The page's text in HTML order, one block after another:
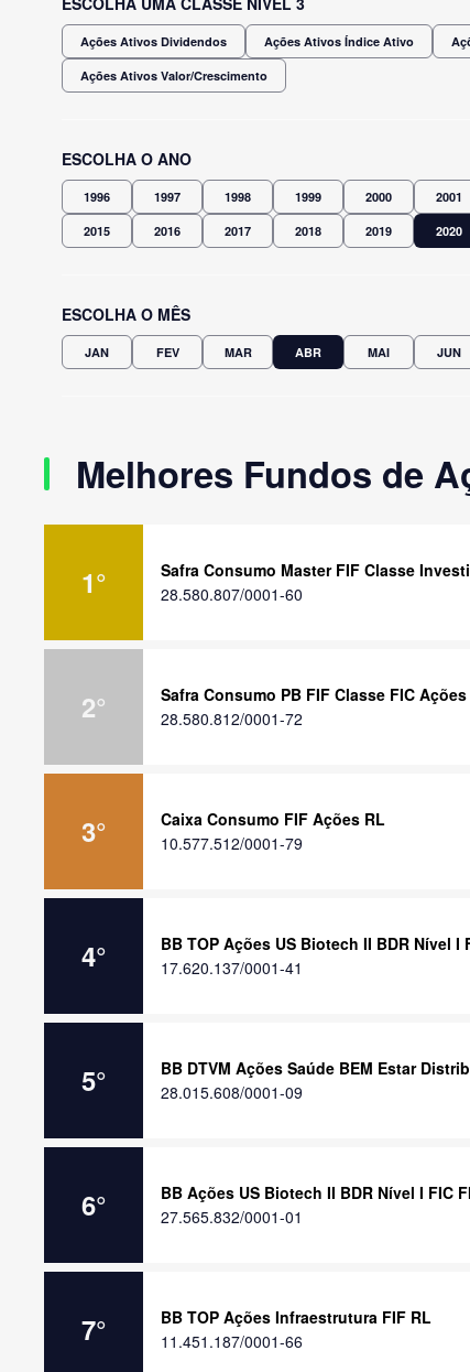
Ações Ativos Dividendos Ações Ativos Índice Ativo
Ações Ativos Valor/Crescimento
ESCOLHA O ANO
1996 1997 1998 1999 2000 2001
2015 2016 2017 2018 2019 2020
ESCOLHA O MÊS
JAN FEV MAR ABR MAI JUN
Melhores Fundos de
1°
Safra Consumo Master FIF Classe
28.580.807/0001-60
2°
Safra Consumo PB FIF Classe FIC
28.580.812/0001-72
3°
Caixa Consumo FIF Ações RL
10.577.512/0001-79
4°
BB TOP Ações US Biotech II BDR Nível I
17.620.137/0001-41
5°
BB DTVM Ações Saúde BEM Estar
28.015.608/0001-09
6°
BB Ações US Biotech II BDR Nível I FIC FI
27.565.832/0001-01
7°
BB TOP Ações Infraestrutura FIF RL
11.451.187/0001-66